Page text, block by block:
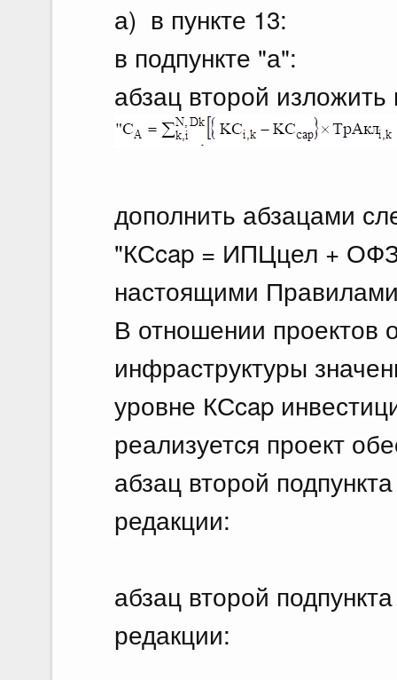
а) в пункте 13:
в подпункте "а":
абзац второй
дополнить абзацами
"КСcap = ИПЦцел +
настоящими
В отношении проектов
инфраструктуры
уровне КСcap
реализуется проект
абзац второй
редакции:
абзац второй
редакции: